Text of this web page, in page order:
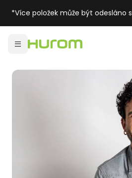
*Více položek může být odesláno